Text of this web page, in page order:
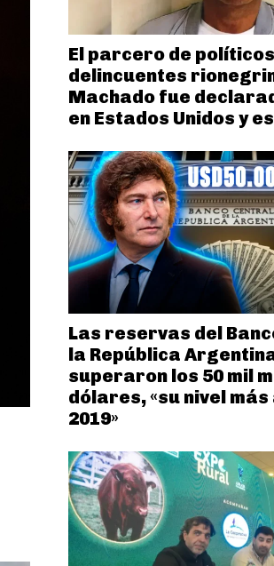
El parcero de
delincuentes
Machado fue
en Estados Unidos y
Las reservas del
la República Argentina
superaron los 50 mil
dólares, «su nivel
2019»